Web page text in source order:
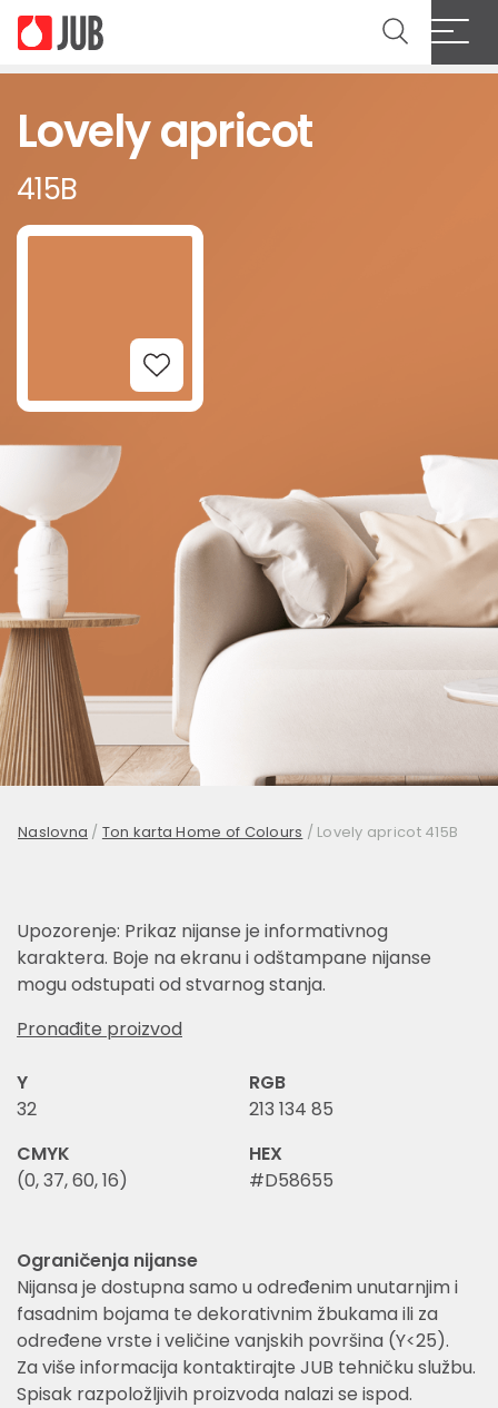
Lovely apricot
415B
Add to Wishlist
Naslovna / Ton karta Home of Colours / Lovely apricot 415B
Upozorenje: Prikaz nijanse je informativnog
karaktera. Boje na ekranu i odštampane nijanse
mogu odstupati od stvarnog stanja.
Pronađite proizvod
Y
32
RGB
213 134 85
CMYK
(0, 37, 60, 16)
HEX
#D58655
Ograničenja nijanse
Nijansa je dostupna samo u određenim unutarnjim i
fasadnim bojama te dekorativnim žbukama ili za
određene vrste i veličine vanjskih površina (Y<25).
Za više informacija kontaktirajte JUB tehničku službu.
Spisak razpoložljivih proizvoda nalazi se ispod.